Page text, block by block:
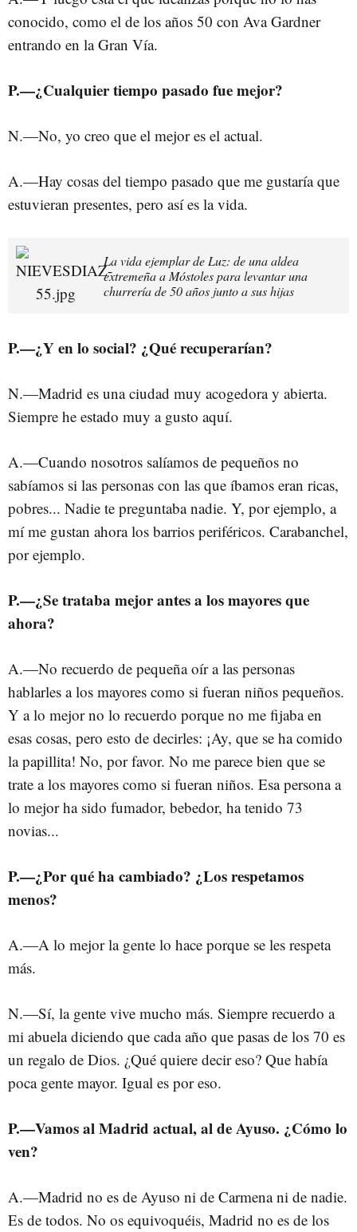
conocido, como el de los años 50 con Ava Gardner
entrando en la Gran Vía.
P.—¿Cualquier tiempo pasado fue mejor?
N.—No, yo creo que el mejor es el actual.
A.—Hay cosas del tiempo pasado que me gustaría que
estuvieran presentes, pero así es la vida.
La vida ejemplar de Luz: de una aldea
extremeña a Móstoles para levantar una
churrería de 50 años junto a sus hijas
P.—¿Y en lo social? ¿Qué recuperarían?
N.—Madrid es una ciudad muy acogedora y abierta.
Siempre he estado muy a gusto aquí.
A.—Cuando nosotros salíamos de pequeños no
sabíamos si las personas con las que íbamos eran ricas,
pobres... Nadie te preguntaba nadie. Y, por ejemplo, a
mí me gustan ahora los barrios periféricos. Carabanchel,
por ejemplo.
P.—¿Se trataba mejor antes a los mayores que
ahora?
A.—No recuerdo de pequeña oír a las personas
hablarles a los mayores como si fueran niños pequeños.
Y a lo mejor no lo recuerdo porque no me fijaba en
esas cosas, pero esto de decirles: ¡Ay, que se ha comido
la papillita! No, por favor. No me parece bien que se
trate a los mayores como si fueran niños. Esa persona a
lo mejor ha sido fumador, bebedor, ha tenido 73
novias...
P.—¿Por qué ha cambiado? ¿Los respetamos
menos?
A.—A lo mejor la gente lo hace porque se les respeta
más.
N.—Sí, la gente vive mucho más. Siempre recuerdo a
mi abuela diciendo que cada año que pasas de los 70 es
un regalo de Dios. ¿Qué quiere decir eso? Que había
poca gente mayor. Igual es por eso.
P.—Vamos al Madrid actual, al de Ayuso. ¿Cómo lo
ven?
A.—Madrid no es de Ayuso ni de Carmena ni de nadie.
Es de todos. No os equivoquéis, Madrid no es de los